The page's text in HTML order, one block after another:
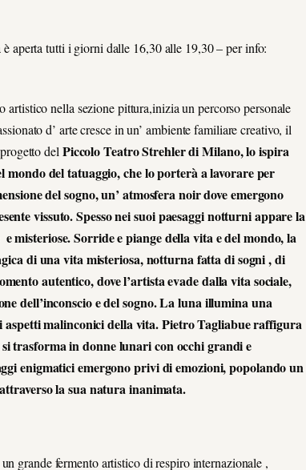
aperta tutti i giorni dalle 16,30 alle 19,30 – per info:
nella sezione pittura,inizia un percorso personale
d’ arte cresce in un’ ambiente familiare creativo, il
del Piccolo Teatro Strehler di Milano, lo ispira
del tatuaggio, che lo porterà a lavorare per
del sogno, un’ atmosfera noir dove emergono
vissuto. Spesso nei suoi paesaggi notturni appare la
misteriose. Sorride e piange della vita e del mondo, la
di una vita misteriosa, notturna fatta di sogni , di
autentico, dove l’artista evade dalla vita sociale,
dell’inconscio e del sogno. La luna illumina una
malinconici della vita. Pietro Tagliabue raffigura
trasforma in donne lunari con occhi grandi e
enigmatici emergono privi di emozioni, popolando un
la sua natura inanimata.
grande fermento artistico di respiro internazionale ,